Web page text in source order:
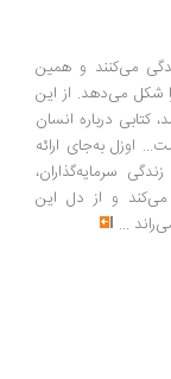
و همین
از این
انسان
به‌جای ارائه
و از دل این